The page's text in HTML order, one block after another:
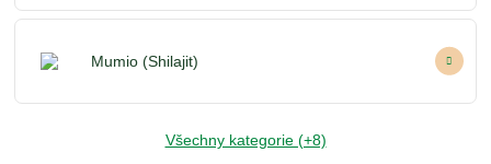
Mumio (Shilajit)
Všechny kategorie (+8)